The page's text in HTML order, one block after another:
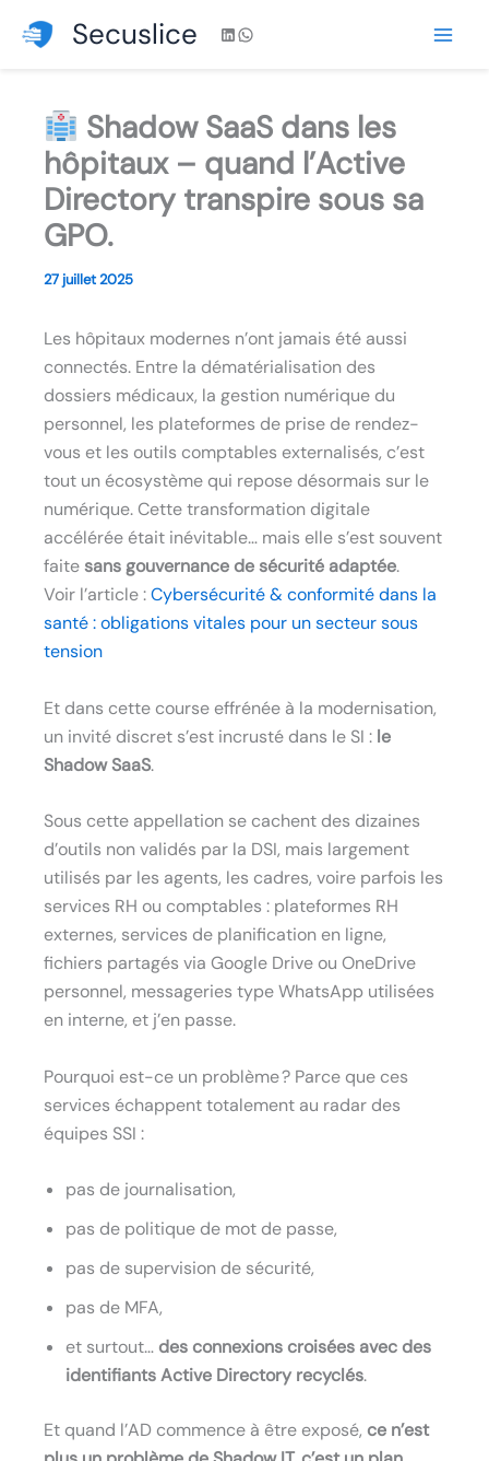
Secuslice LinkedIn
WhatsApp
Shadow SaaS dans les
hôpitaux – quand l’Active
Directory transpire sous sa
GPO.
27 juillet 2025
Les hôpitaux modernes n’ont jamais été aussi
connectés. Entre la dématérialisation des
dossiers médicaux, la gestion numérique du
personnel, les plateformes de prise de rendez-
vous et les outils comptables externalisés, c’est
tout un écosystème qui repose désormais sur le
numérique. Cette transformation digitale
accélérée était inévitable… mais elle s’est souvent
faitesans gouvernance de sécurité adaptée.
Voir l’article :Cybersécurité & conformité dans la
santé : obligations vitales pour un secteur sous
tension
Et dans cette course effrénée à la modernisation,
un invité discret s’est incrusté dans le SI : le
Shadow SaaS.
Sous cette appellation se cachent des dizaines
d’outils non validés par la DSI, mais largement
utilisés par les agents, les cadres, voire parfois les
services RH ou comptables : plateformes RH
externes, services de planification en ligne,
fichiers partagés via Google Drive ou OneDrive
personnel, messageries type WhatsApp utilisées
en interne, et j’en passe.
Pourquoi est-ce un problème ? Parce que ces
services échappent totalement au radar des
équipes SSI :
pas de journalisation,
pas de politique de mot de passe,
pas de supervision de sécurité,
pas de MFA,
et surtout…des connexions croisées avec des
identifiants Active Directory recyclés.
Et quand l’AD commence à être exposé, ce n’est